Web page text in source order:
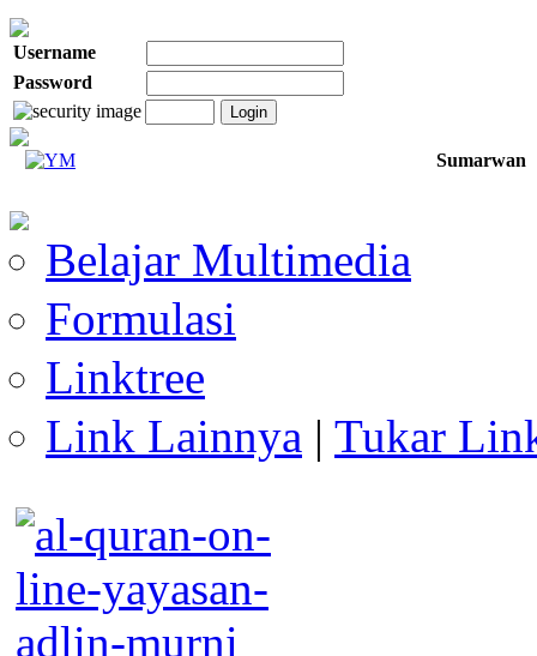
Username
Password
Sumarwan
Belajar Multimedia
Formulasi
Linktree
Link Lainnya | Tukar